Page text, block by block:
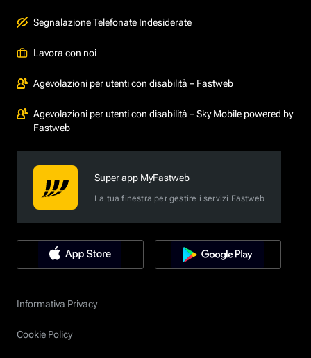
Segnalazione Telefonate Indesiderate
Lavora con noi
Agevolazioni per utenti con disabilità – Fastweb
Agevolazioni per utenti con disabilità – Sky Mobile powered by
Fastweb
Super app MyFastweb
La tua finestra per gestire i servizi Fastweb
Informativa Privacy
Cookie Policy